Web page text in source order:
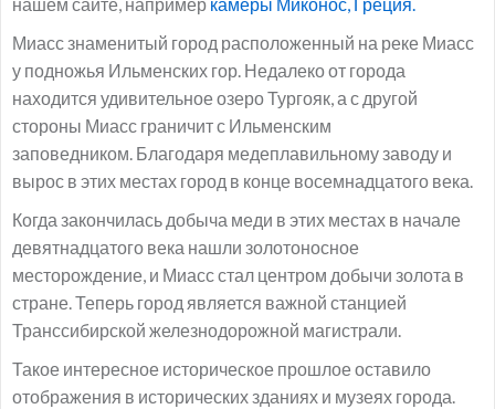
Миасс знаменитый город расположенный на реке Миасс
у подножья Ильменских гор. Недалеко от города
находится удивительное озеро Тургояк, а с другой
стороны Миасс граничит с Ильменским
заповедником. Благодаря медеплавильному заводу и
вырос в этих местах город в конце восемнадцатого века.
Когда закончилась добыча меди в этих местах в начале
девятнадцатого века нашли золотоносное
месторождение, и Миасс стал центром добычи золота в
стране. Теперь город является важной станцией
Транссибирской железнодорожной магистрали.
Такое интересное историческое прошлое оставило
отображения в исторических зданиях и музеях города.